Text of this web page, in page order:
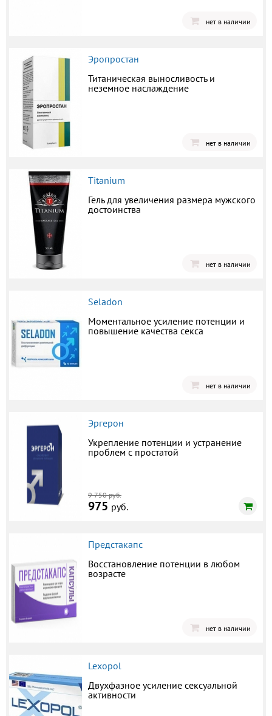
нет в наличии
Эропростан
Титаническая выносливость и
неземное наслаждение
нет в наличии
Titanium
Гель для увеличения размера мужского
достоинства
нет в наличии
Seladon
Моментальное усиление потенции и
повышение качества секса
нет в наличии
Эргерон
Укрепление потенции и устранение
проблем с простатой
9 750 руб.
975 руб.
Предстакапс
Восстановление потенции в любом
возрасте
нет в наличии
Lexopol
Двухфазное усиление сексуальной
активности